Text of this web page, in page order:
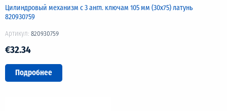
Цилиндровый механизм с 3 англ. ключам 105 мм (30х75) латунь
820930759
Артикул: 820930759
€32.34
Подробнее